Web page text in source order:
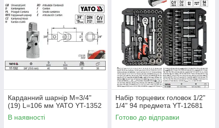
Карданний шарнір M=3/4"
(19) L=106 мм YATO YT-1352
В наявності
Набір торцевих головок 1/2"
1/4" 94 предмета YT-12681
Готово до відправки